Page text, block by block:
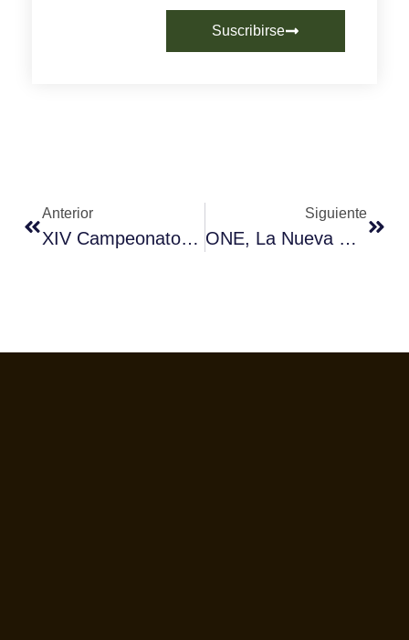
Suscribirse
Anterior
XIV Campeonato Barista Fórum Café
Siguiente
ONE, La Nueva Gama De Cafeteras Profesionales De Crem International